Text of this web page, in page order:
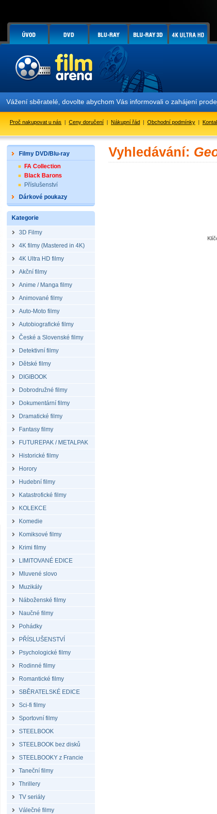
Vážení sběratelé, dovolte abychom Vás informovali o zahájení
Proč nakupovat u nás | Ceny doručení | Nákupní řád | Obchodní podmínky |
Filmy DVD/Blu-ray
FA Collection
Black Barons
Příslušenství
Dárkové poukazy
Kategorie
3D Filmy
4K filmy (Mastered in 4K)
4K Ultra HD filmy
Akční filmy
Anime / Manga filmy
Animované filmy
Auto-Moto filmy
Autobiografické filmy
České a Slovenské filmy
Detektivní filmy
Dětské filmy
DIGIBOOK
Dobrodružné filmy
Dokumentární filmy
Dramatické filmy
Fantasy filmy
FUTUREPAK / METALPAK
Historické filmy
Horory
Hudební filmy
Katastrofické filmy
KOLEKCE
Komedie
Komiksové filmy
Krimi filmy
LIMITOVANÉ EDICE
Mluvené slovo
Muzikály
Náboženské filmy
Naučné filmy
Pohádky
PŘÍSLUŠENSTVÍ
Psychologické filmy
Rodinné filmy
Romantické filmy
SBĚRATELSKÉ EDICE
Sci-fi filmy
Sportovní filmy
STEELBOOK
STEELBOOK bez disků
STEELBOOKY z Francie
Taneční filmy
Thrillery
TV seriály
Válečné filmy
Vyhledávání: